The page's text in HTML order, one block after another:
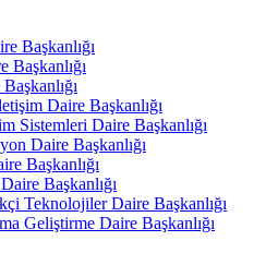
Başkanlığı
Başkanlığı
Daire Başkanlığı
Sistemleri Daire Başkanlığı
Daire Başkanlığı
Başkanlığı
Başkanlığı
Teknolojiler Daire Başkanlığı
Geliştirme Daire Başkanlığı